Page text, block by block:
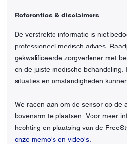
Referenties & disclaimers
De verstrekte informatie is niet
professioneel medisch advies.
gekwalificeerde zorgverlener met
en de juiste medische behandeling.
situaties en omstandigheden
We raden aan om de sensor op de
bovenarm te plaatsen. Voor meer
hechting en plaatsing van de
onze memo's en video's.